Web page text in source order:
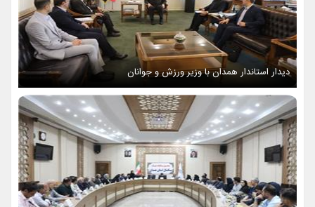
دیدار استاندار همدان با وزیر ورزش و جوانان